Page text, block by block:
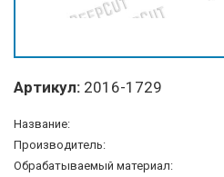
Артикул: 2016-1729
Название:
Производитель:
Обрабатываемый материал: